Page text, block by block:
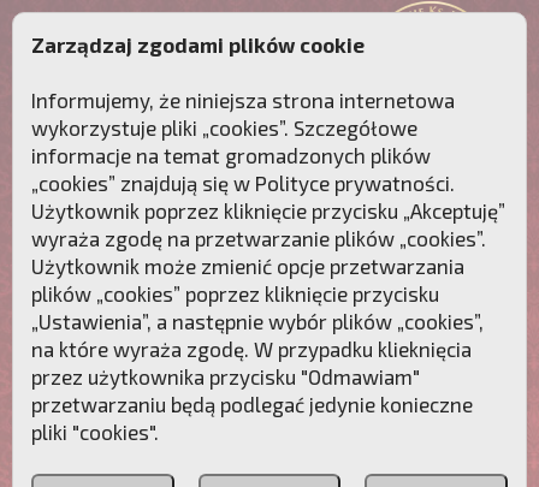
Przebudźmy sumienia Polaków!
Polonia
Christiana
PCh24.pl
Przymierze
Zarządzaj zgodami plików cookie
Informujemy, że niniejsza strona internetowa
wykorzystuje pliki „cookies”. Szczegółowe
informacje na temat gromadzonych plików
„cookies” znajdują się w Polityce prywatności.
Użytkownik poprzez kliknięcie przycisku „Akceptuję”
wyraża zgodę na przetwarzanie plików „cookies”.
Użytkownik może zmienić opcje przetwarzania
plików „cookies” poprzez kliknięcie przycisku
„Ustawienia”, a następnie wybór plików „cookies”,
na które wyraża zgodę. W przypadku klieknięcia
przez użytkownika przycisku "Odmawiam"
przetwarzaniu będą podlegać jedynie konieczne
pliki "cookies".